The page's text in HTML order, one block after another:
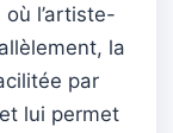
l’artiste-
la
par
lui permet